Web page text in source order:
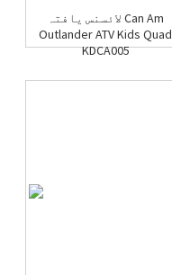
لائسنس یافتہ Can Am
Outlander ATV Kids Quad
KDCA005